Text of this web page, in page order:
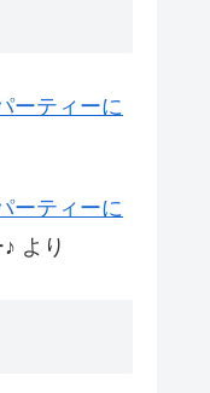
ーティーに
ーティーに
より